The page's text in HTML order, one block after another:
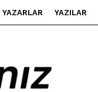
YAZARLAR YAZILAR